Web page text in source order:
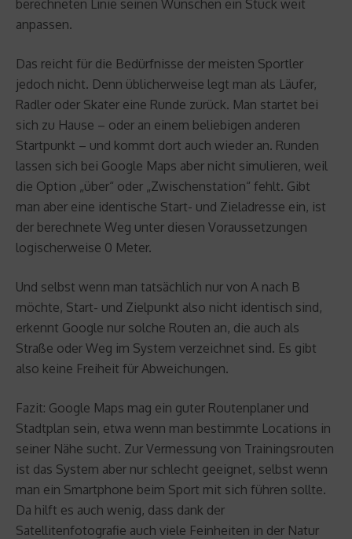
berechneten Linie seinen Wünschen ein Stück weit
anpassen.
Das reicht für die Bedürfnisse der meisten Sportler
jedoch nicht. Denn üblicherweise legt man als Läufer,
Radler oder Skater eine Runde zurück. Man startet bei
sich zu Hause – oder an einem beliebigen anderen
Startpunkt – und kommt dort auch wieder an. Runden
lassen sich bei Google Maps aber nicht simulieren, weil
die Option „über“ oder „Zwischenstation“ fehlt. Gibt
man aber eine identische Start- und Zieladresse ein, ist
der berechnete Weg unter diesen Voraussetzungen
logischerweise 0 Meter.
Und selbst wenn man tatsächlich nur von A nach B
möchte, Start- und Zielpunkt also nicht identisch sind,
erkennt Google nur solche Routen an, die auch als
Straße oder Weg im System verzeichnet sind. Es gibt
also keine Freiheit für Abweichungen.
Fazit: Google Maps mag ein guter Routenplaner und
Stadtplan sein, etwa wenn man bestimmte Locations in
seiner Nähe sucht. Zur Vermessung von Trainingsrouten
ist das System aber nur schlecht geeignet, selbst wenn
man ein Smartphone beim Sport mit sich führen sollte.
Da hilft es auch wenig, dass dank der
Satellitenfotografie auch viele Feinheiten in der Natur